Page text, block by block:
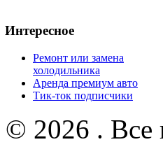
Интересное
Ремонт или замена
холодильника
Аренда премиум авто
Тик-ток подписчики
© 2026 . Все